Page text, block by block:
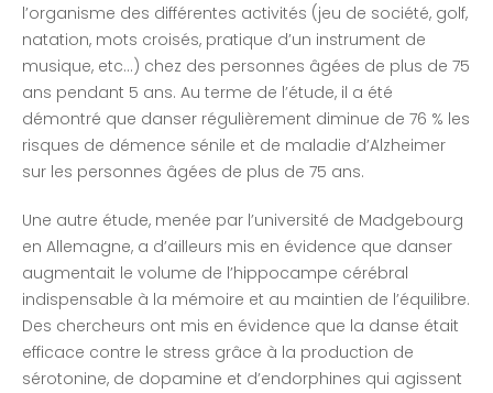
l’organisme des différentes activités (jeu de société, golf,
natation, mots croisés, pratique d’un instrument de
musique, etc…) chez des personnes âgées de plus de 75
ans pendant 5 ans. Au terme de l’étude, il a été
démontré que danser régulièrement diminue de 76 % les
risques de démence sénile et de maladie d’Alzheimer
sur les personnes âgées de plus de 75 ans.
Une autre étude, menée par l’université de Madgebourg
en Allemagne, a d’ailleurs mis en évidence que danser
augmentait le volume de l’hippocampe cérébral
indispensable à la mémoire et au maintien de l’équilibre.
Des chercheurs ont mis en évidence que la danse était
efficace contre le stress grâce à la production de
sérotonine, de dopamine et d’endorphines qui agissent